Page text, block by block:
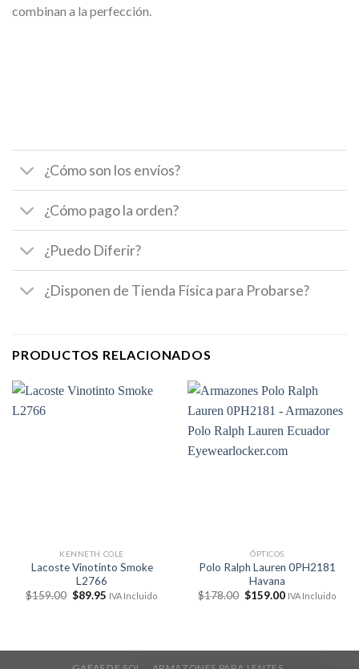
combinan a la perfección.
¿Cómo son los envíos?
¿Cómo pago la orden?
¿Puedo Diferir?
¿Disponen de Tienda Física para Probarse?
PRODUCTOS RELACIONADOS
KENNETH COLE
Lacoste Vinotinto Smoke
L2766
$159.00 El
$89.95 El
IVA Incluido
ÓPTICOS
Polo Ralph Lauren 0PH2181
Havana
$178.00 El
$159.00ElIVA Incluido